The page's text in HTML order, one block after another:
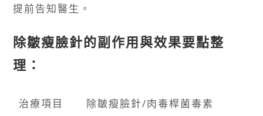
提前告知醫生。
除皺瘦臉針的副作用與效果要點整
理：
治療項目
除皺瘦臉針/肉毒桿菌毒素